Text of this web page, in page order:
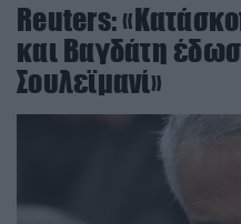
Reuters:
και Βαγδάτη
Σουλεϊμανί»